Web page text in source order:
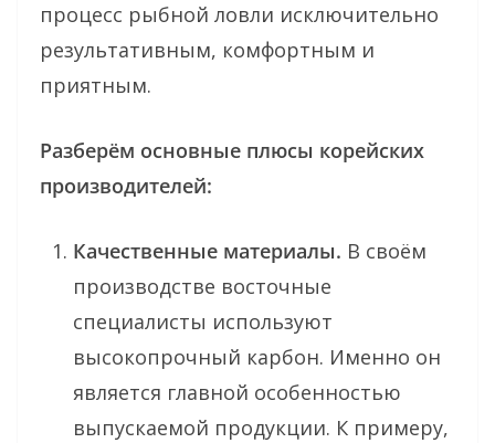
процесс рыбной ловли исключительно
результативным, комфортным и
приятным.
Разберём основные плюсы корейских
производителей:
Качественные материалы. В своём
производстве восточные
специалисты используют
высокопрочный карбон. Именно он
является главной особенностью
выпускаемой продукции. К примеру,